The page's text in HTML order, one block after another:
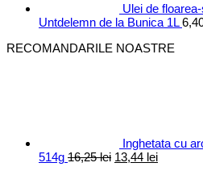
Ulei de
Untdelemn de la Bunica 1L
RECOMANDARILE NOASTRE
Inghetata cu
514g 16,25lei Prețul
13,44 leiPrețul